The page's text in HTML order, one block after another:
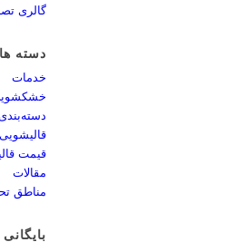
گالری
دسته ها
خدمات
قالیشویی
قیمت
مقالات
مناطق
بایگانی